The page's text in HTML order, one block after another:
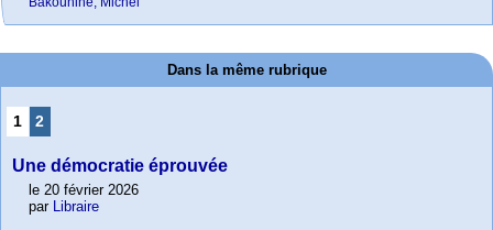
Dans la même rubrique
1 2
Une démocratie éprouvée
le 20 février 2026
par Libraire